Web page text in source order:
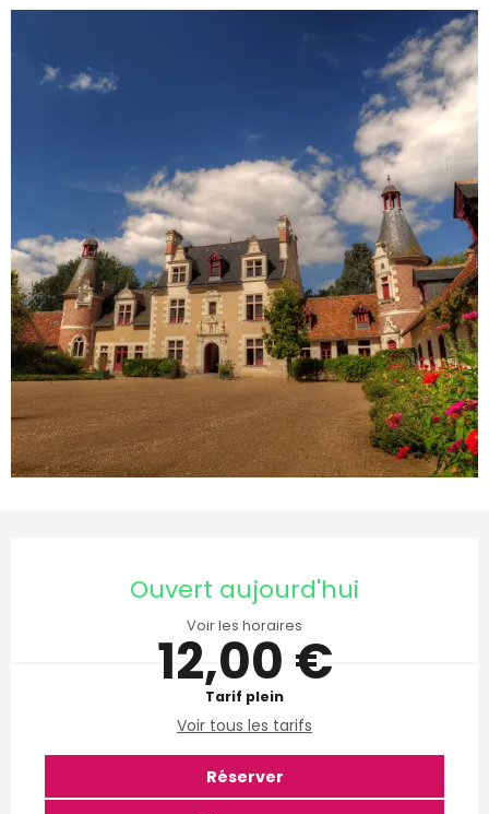
Ouvert aujourd'hui
Voir les horaires
12,00 €
Tarif plein
Voir tous les tarifs
Réserver